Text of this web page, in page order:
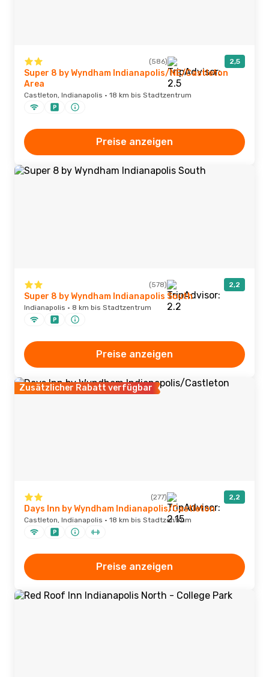
(586) 2,5
Super 8 by Wyndham Indianapolis/NE/Castleton
Area
Castleton, Indianapolis · 18 km bis Stadtzentrum
Preise anzeigen
(578) 2,2
Super 8 by Wyndham Indianapolis South
Indianapolis · 8 km bis Stadtzentrum
Preise anzeigen
Zusätzlicher Rabatt verfügbar
(277) 2,2
Days Inn by Wyndham Indianapolis/Castleton
Castleton, Indianapolis · 18 km bis Stadtzentrum
Preise anzeigen